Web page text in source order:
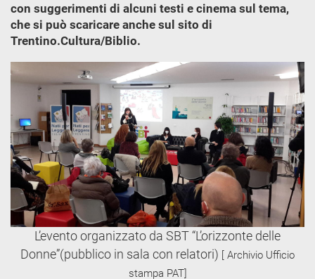
con suggerimenti di alcuni testi e cinema sul tema,
che si può scaricare anche sul sito di
Trentino.Cultura/Biblio.
L’evento organizzato da SBT “L’orizzonte delle
Donne”(pubblico in sala con relatori) [ Archivio Ufficio
stampa PAT]